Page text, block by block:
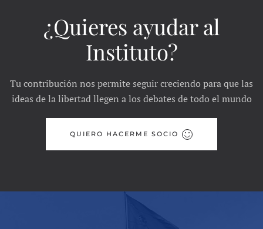
¿Quieres ayudar al
Instituto?
Tu contribución nos permite seguir creciendo para que las
ideas de la libertad llegen a los debates de todo el mundo
QUIERO HACERME SOCIO